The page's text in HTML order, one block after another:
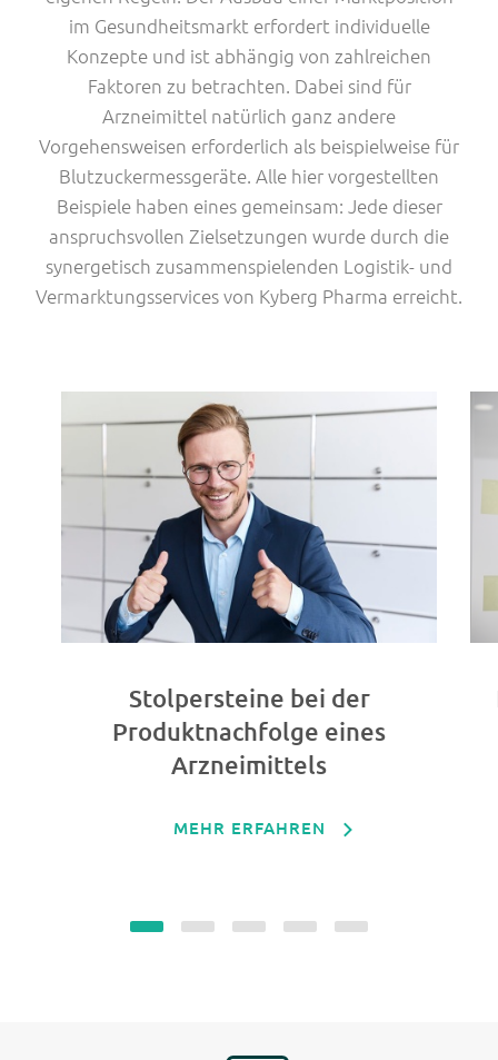
Kundenservice
Ansprechpartner
Lage & Anfahrt
Karriere
im Gesundheitsmarkt erfordert individuelle
Konzepte und ist abhängig von zahlreichen
Faktoren zu betrachten. Dabei sind für
Arzneimittel natürlich ganz andere
Vorgehensweisen erforderlich als beispielweise für
Blutzuckermessgeräte. Alle hier vorgestellten
Beispiele haben eines gemeinsam: Jede dieser
anspruchsvollen Zielsetzungen wurde durch die
synergetisch zusammenspielenden Logistik- und
Vermarktungsservices von Kyberg Pharma erreicht.
Stolpersteine bei der
Produktnachfolge eines
Arzneimittels
MEHR ERFAHREN